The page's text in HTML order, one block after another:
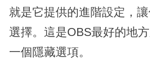
就是它提供的進階設定，
選擇。這是OBS最好的地
一個隱藏選項。